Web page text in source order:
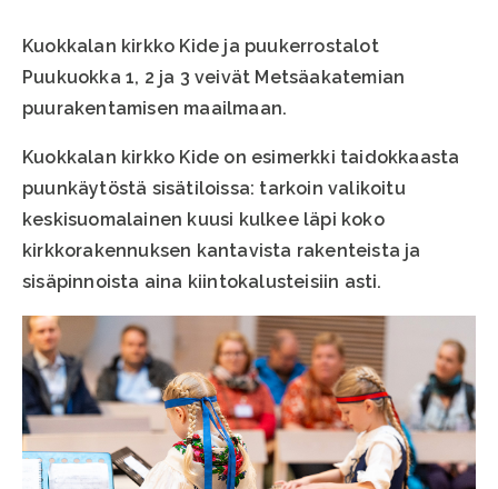
Kuokkalan kirkko Kide ja puukerrostalot
Puukuokka 1, 2 ja 3 veivät Metsäakatemian
puurakentamisen maailmaan.
Kuokkalan kirkko Kide on esimerkki taidokkaasta
puunkäytöstä sisätiloissa: tarkoin valikoitu
keskisuomalainen kuusi kulkee läpi koko
kirkkorakennuksen kantavista rakenteista ja
sisäpinnoista aina kiintokalusteisiin asti.